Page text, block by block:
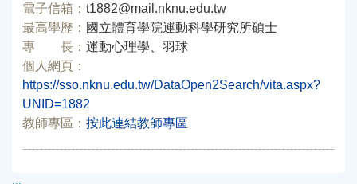
電子信箱： t1882@mail.nknu.edu.tw
最高學歷： 國立體育學院運動科學研究所碩士
專 長： 運動心理學、羽球
個人網頁：
https://sso.nknu.edu.tw/DataOpen2Search/vita.aspx?
UNID=1882
教師專區： 按此連結教師專區